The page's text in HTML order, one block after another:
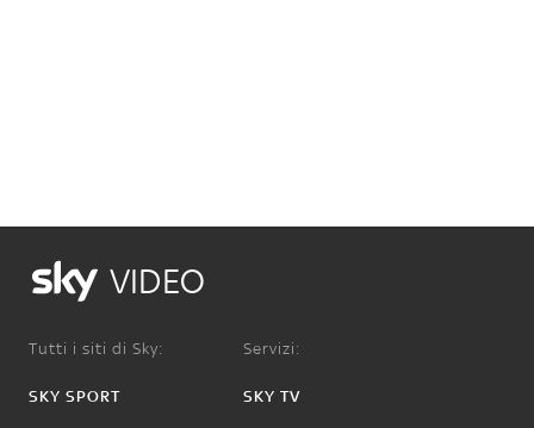
VIDEO
Tutti i siti di Sky:
SKY SPORT
Servizi:
SKY TV